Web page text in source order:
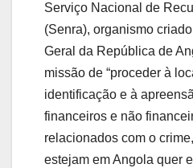
Serviço Nacional de
(Senra), organismo
Geral da República de
missão de “proceder à
identificação e à
financeiros e não
relacionados com o
estejam em Angola quer